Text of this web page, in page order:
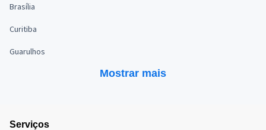
Brasília
Curitiba
Guarulhos
Mostrar mais
Serviços